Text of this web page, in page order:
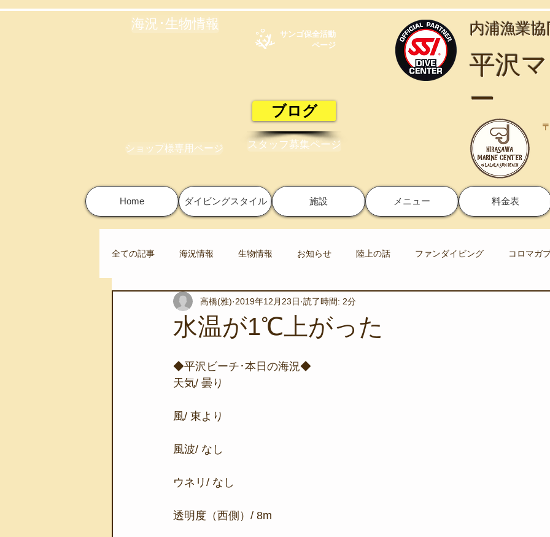
海況･生物情報
サンゴ保全活動​
ページ
ブログ
ショップ様専用ページ スタッフ募集ページ
内浦漁業
平沢
ー
Home ダイビングスタイル 施設 メニュー 料金表
全ての記事 海況情報 生物情報 お知らせ 陸上の話 ファンダイビング コロマガ
スノーケリングツアー 自然環境保全 ワカメの養殖
地域のこと 磯あそび教室
水温が1℃上がった
高橋(雅) 2019年12月23日 読了時間: 2分
◆平沢ビーチ･本日の海況◆
天気/ 曇り
風/ 東より
風波/ なし
ウネリ/ なし
透明度（西側）/ 8m